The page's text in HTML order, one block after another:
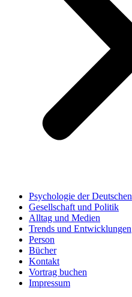
Psychologie der Deutschen
Gesellschaft und Politik
Alltag und Medien
Trends und Entwicklungen
Person
Bücher
Kontakt
Vortrag buchen
Impressum